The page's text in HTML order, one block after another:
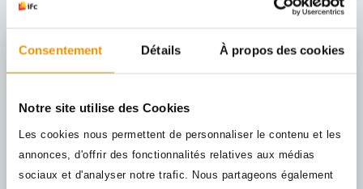
Consentement Détails À propos des cookies
Notre site utilise des Cookies
Les cookies nous permettent de personnaliser le contenu et les
annonces, d'offrir des fonctionnalités relatives aux médias
sociaux et d'analyser notre trafic. Nous partageons également
IFC Marseille : un choix